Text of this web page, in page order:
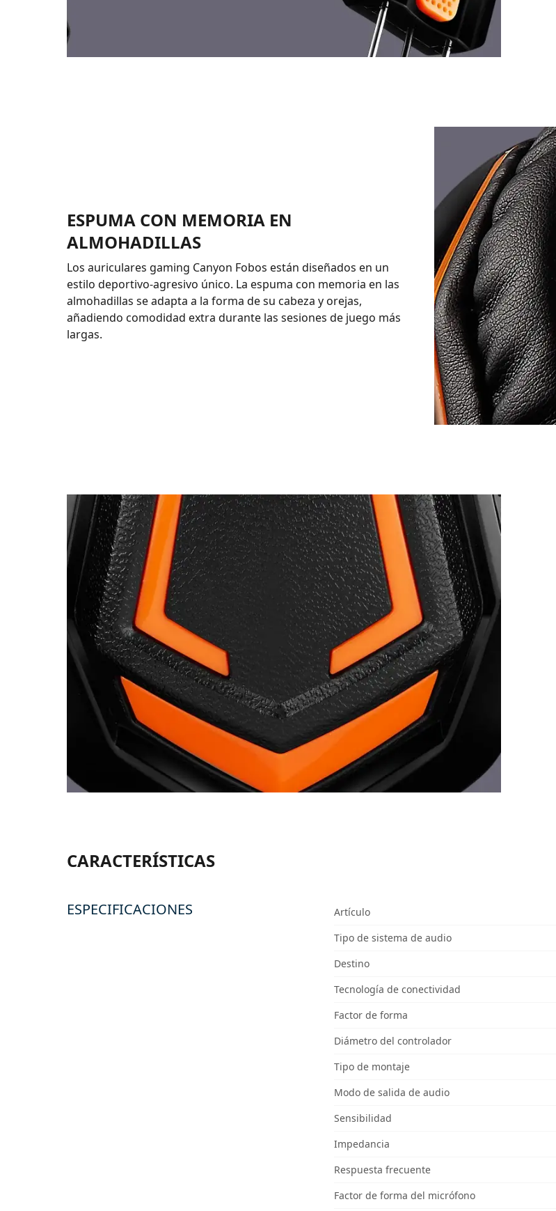
ESPUMA CON MEMORIA EN
ALMOHADILLAS
Los auriculares gaming Canyon Fobos están diseñados en un
estilo deportivo-agresivo único. La espuma con memoria en las
almohadillas se adapta a la forma de su cabeza y orejas,
añadiendo comodidad extra durante las sesiones de juego más
largas.
CARACTERÍSTICAS
ESPECIFICACIONES Artículo
Tipo de sistema de audio
Destino
Tecnología de conectividad
Factor de forma
Diámetro del controlador
Tipo de montaje
Modo de salida de audio
Sensibilidad
Impedancia
Respuesta frecuente
Factor de forma del micrófono